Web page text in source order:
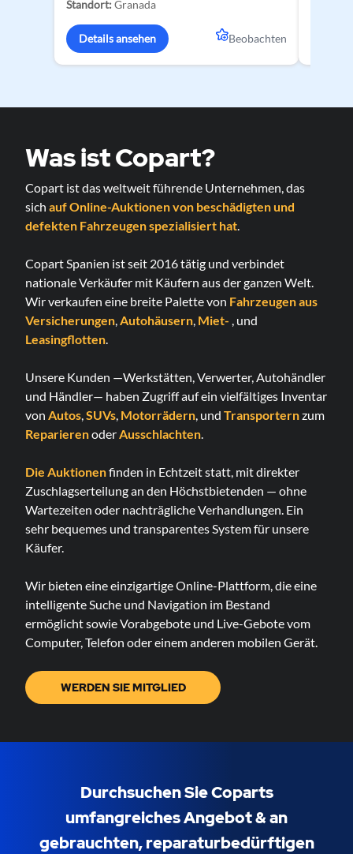
Standort: Granada
Details ansehen Beobachten
Was ist Copart?
Copart ist das weltweit führende Unternehmen, das
sich auf Online-Auktionen von beschädigten und
defekten Fahrzeugen spezialisiert hat
Copart Spanien ist seit 2016 tätig und verbindet
nationale Verkäufer mit Käufern aus der ganzen Welt.
Wir verkaufen eine breite Palette von Fahrzeugen aus
Versicherungen Autohäusern Miet- , und
Leasingflotten
Unsere Kunden —Werkstätten, Verwerter, Autohändler
und Händler— haben Zugriff auf ein vielfältiges Inventar
von Autos SUVs Motorrädern , und Transporternzum
Reparierenoder Ausschlachten
Die Auktionenfinden in Echtzeit statt, mit direkter
Zuschlagserteilung an den Höchstbietenden — ohne
Wartezeiten oder nachträgliche Verhandlungen. Ein
sehr bequemes und transparentes System für unsere
Käufer.
Wir bieten eine einzigartige Online-Plattform, die eine
intelligente Suche und Navigation im Bestand
ermöglicht sowie Vorabgebote und Live-Gebote vom
Computer, Telefon oder einem anderen mobilen Gerät.
WERDEN SIE MITGLIED
Durchsuchen Sie Coparts
umfangreiches Angebot & an
gebrauchten, reparaturbedürftigen